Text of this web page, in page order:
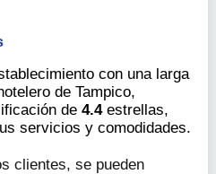
con una larga
de Tampico,
de 4.4estrellas,
servicios y comodidades.
clientes, se pueden